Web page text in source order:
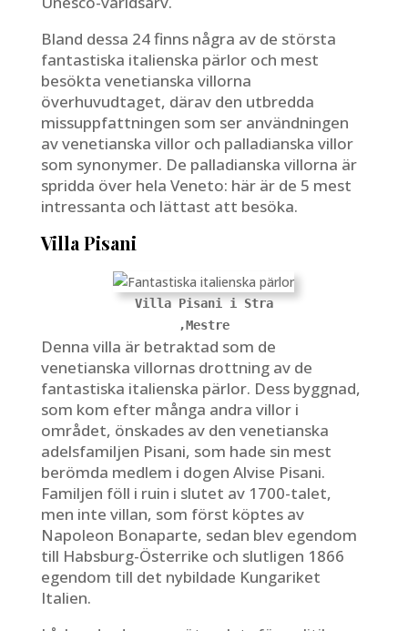
Bland dessa 24 finns några av de största
fantastiska italienska pärlor och mest
besökta venetianska villorna
överhuvudtaget, därav den utbredda
missuppfattningen som ser användningen
av venetianska villor och palladianska villor
som synonymer. De palladianska villorna är
spridda över hela Veneto: här är de 5 mest
intressanta och lättast att besöka.
Villa Pisani
Villa Pisani i Stra
,Mestre
Denna villa är betraktad som de
venetianska villornas drottning av de
fantastiska italienska pärlor. Dess byggnad,
som kom efter många andra villor i
området, önskades av den venetianska
adelsfamiljen Pisani, som hade sin mest
berömda medlem i dogen Alvise Pisani.
Familjen föll i ruin i slutet av 1700-talet,
men inte villan, som först köptes av
Napoleon Bonaparte, sedan blev egendom
till Habsburg-Österrike och slutligen 1866
egendom till det nybildade Kungariket
Italien.